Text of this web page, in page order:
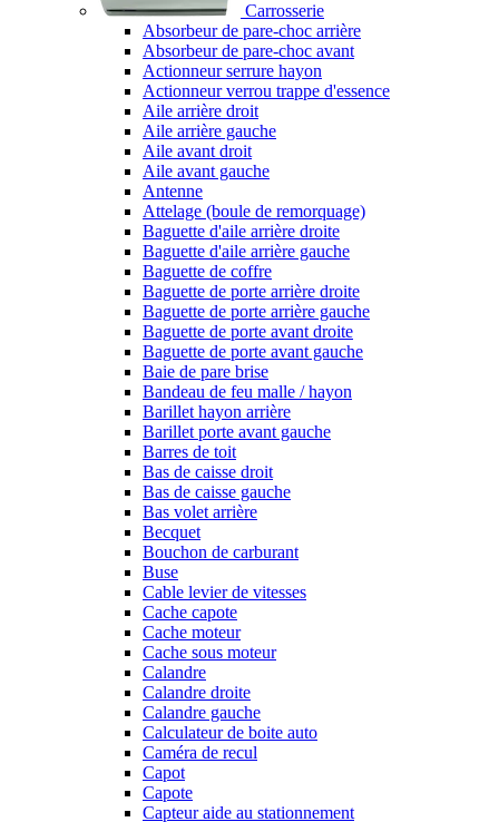
Carrosserie
Absorbeur de pare-choc arrière
Absorbeur de pare-choc avant
Actionneur serrure hayon
Actionneur verrou trappe d'essence
Aile arrière droit
Aile arrière gauche
Aile avant droit
Aile avant gauche
Antenne
Attelage (boule de remorquage)
Baguette d'aile arrière droite
Baguette d'aile arrière gauche
Baguette de coffre
Baguette de porte arrière droite
Baguette de porte arrière gauche
Baguette de porte avant droite
Baguette de porte avant gauche
Baie de pare brise
Bandeau de feu malle / hayon
Barillet hayon arrière
Barillet porte avant gauche
Barres de toit
Bas de caisse droit
Bas de caisse gauche
Bas volet arrière
Becquet
Bouchon de carburant
Buse
Cable levier de vitesses
Cache capote
Cache moteur
Cache sous moteur
Calandre
Calandre droite
Calandre gauche
Calculateur de boite auto
Caméra de recul
Capot
Capote
Capteur aide au stationnement